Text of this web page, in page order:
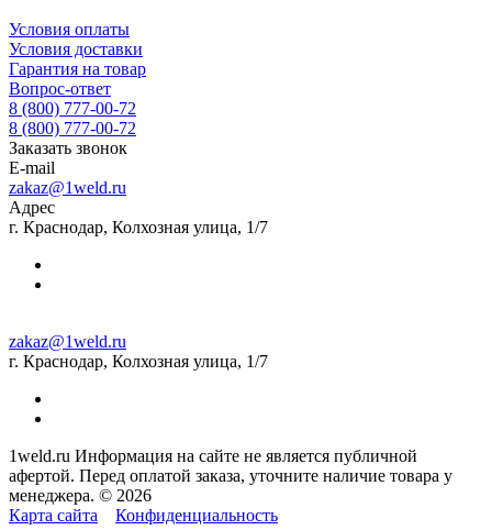
Условия оплаты
Условия доставки
Гарантия на товар
Вопрос-ответ
8 (800) 777-00-72
8 (800) 777-00-72
Заказать звонок
E-mail
zakaz@1weld.ru
Адрес
г. Краснодар, Колхозная улица, 1/7
zakaz@1weld.ru
г. Краснодар, Колхозная улица, 1/7
1weld.ru Информация на сайте не является публичной
афертой. Перед оплатой заказа, уточните наличие товара у
менеджера. © 2026
Карта сайта
Конфиденциальность